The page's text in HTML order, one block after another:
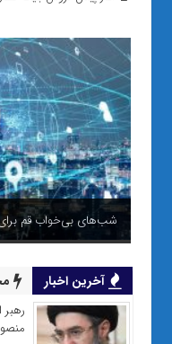
شب‌های بی‌خواب قم
آخرین اخبار